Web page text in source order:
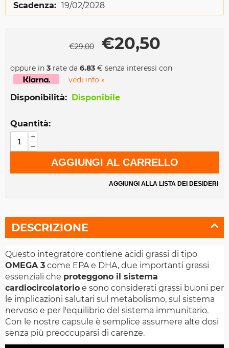
Scadenza: 19/02/2028
€29,00 €20,50
oppure in 3 rate da 6.83 € senza interessi con
vedi info »
Disponibilità: Disponibile
Quantità:
+
−
AGGIUNGI AL CARRELLO
AGGIUNGI ALLA LISTA DEI DESIDERI
DESCRIZIONE
Questo integratore contiene acidi grassi di tipo
OMEGA 3 come EPA e DHA, due importanti grassi
essenziali che proteggono il sistema
cardiocircolatorio e sono considerati grassi buoni per
le implicazioni salutari sul metabolismo, sul sistema
nervoso e per l'equilibrio del sistema immunitario.
Con le nostre capsule è semplice assumere alte dosi
senza più preoccuparsi di carenze.